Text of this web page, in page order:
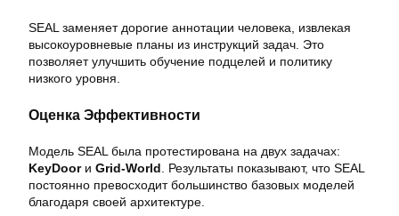
SEAL заменяет дорогие аннотации человека, извлекая
высокоуровневые планы из инструкций задач. Это
позволяет улучшить обучение подцелей и политику
низкого уровня.
Оценка Эффективности
Модель SEAL была протестирована на двух задачах:
KeyDoorи Grid-World. Результаты показывают, что SEAL
постоянно превосходит большинство базовых моделей
благодаря своей архитектуре.